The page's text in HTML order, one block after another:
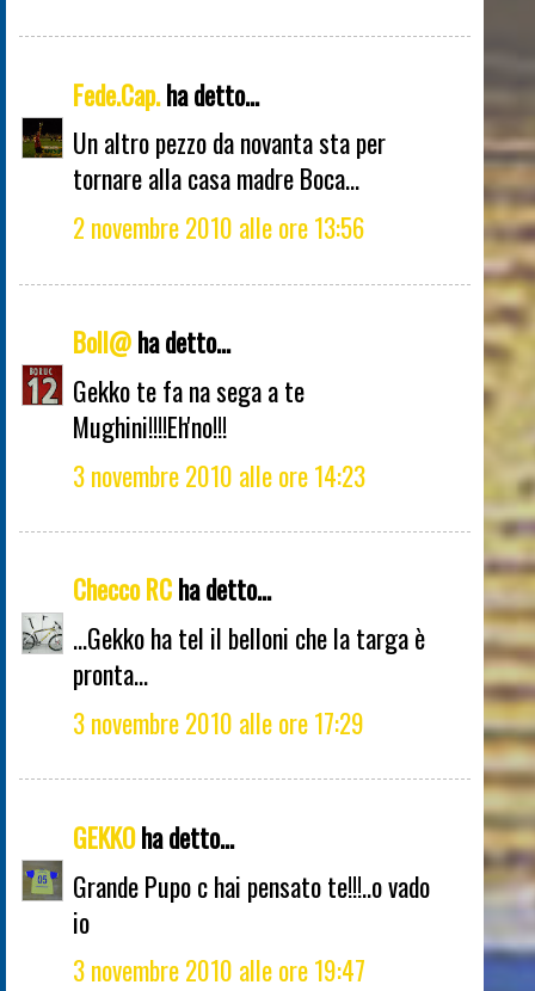
Fede.Cap.ha detto...
Un altro pezzo da novanta sta per
tornare alla casa madre Boca...
2 novembre 2010 alle ore 13:56
Boll@ha detto...
Gekko te fa na sega a te
Mughini!!!!Eh'no!!!
3 novembre 2010 alle ore 14:23
Checco RCha detto...
...Gekko ha tel il belloni che la targa è
pronta...
3 novembre 2010 alle ore 17:29
GEKKOha detto...
Grande Pupo c hai pensato te!!!..o vado
io
3 novembre 2010 alle ore 19:47